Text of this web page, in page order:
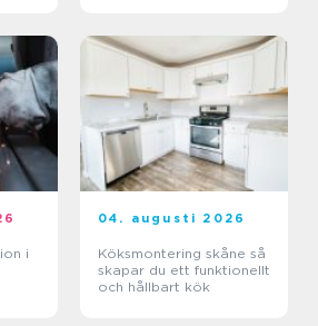
i
04. augusti 2026
Köksmontering skåne så
skapar du ett funktionellt
och hållbart kök